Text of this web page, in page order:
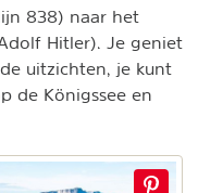
838) naar het
Hitler). Je geniet
uitzichten, je kunt
de Königssee en